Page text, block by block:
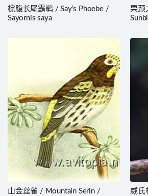
棕腹长尾霸鹟 / Say’s Phoebe /
Sayornis saya
栗颈
山金丝雀 / Mountain Serin /
威氏